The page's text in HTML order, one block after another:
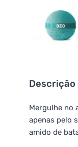
Descrição
Mergulhe no
apenas pelo
amido de